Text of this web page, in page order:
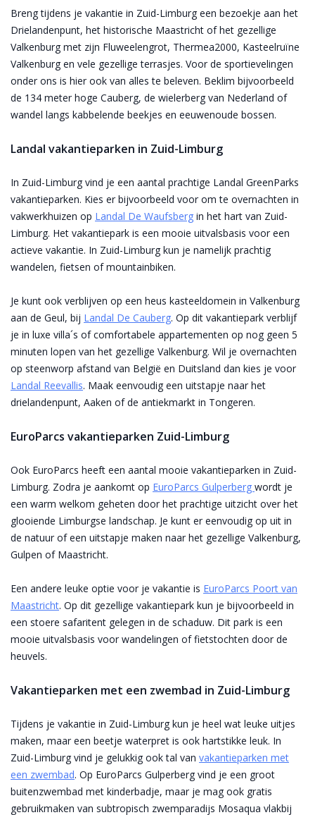
Breng tijdens je vakantie in Zuid-Limburg een bezoekje aan het
Drielandenpunt, het historische Maastricht of het gezellige
Valkenburg met zijn Fluweelengrot, Thermea2000, Kasteelruïne
Valkenburg en vele gezellige terrasjes. Voor de sportievelingen
onder ons is hier ook van alles te beleven. Beklim bijvoorbeeld
de 134 meter hoge Cauberg, de wielerberg van Nederland of
wandel langs kabbelende beekjes en eeuwenoude bossen.
Landal vakantieparken in Zuid-Limburg
In Zuid-Limburg vind je een aantal prachtige Landal GreenParks
vakantieparken. Kies er bijvoorbeeld voor om te overnachten in
vakwerkhuizen op Landal De Waufsberg in het hart van Zuid-
Limburg. Het vakantiepark is een mooie uitvalsbasis voor een
actieve vakantie. In Zuid-Limburg kun je namelijk prachtig
wandelen, fietsen of mountainbiken.
Je kunt ook verblijven op een heus kasteeldomein in Valkenburg
aan de Geul, bij Landal De Cauberg. Op dit vakantiepark verblijf
je in luxe villa´s of comfortabele appartementen op nog geen 5
minuten lopen van het gezellige Valkenburg. Wil je overnachten
op steenworp afstand van België en Duitsland dan kies je voor
Landal Reevallis. Maak eenvoudig een uitstapje naar het
drielandenpunt, Aaken of de antiekmarkt in Tongeren.
EuroParcs vakantieparken Zuid-Limburg
Ook EuroParcs heeft een aantal mooie vakantieparken in Zuid-
Limburg. Zodra je aankomt op EuroParcs Gulperberg wordt je
een warm welkom geheten door het prachtige uitzicht over het
glooiende Limburgse landschap. Je kunt er eenvoudig op uit in
de natuur of een uitstapje maken naar het gezellige Valkenburg,
Gulpen of Maastricht.
Een andere leuke optie voor je vakantie is EuroParcs Poort van
Maastricht. Op dit gezellige vakantiepark kun je bijvoorbeeld in
een stoere safaritent gelegen in de schaduw. Dit park is een
mooie uitvalsbasis voor wandelingen of fietstochten door de
heuvels.
Vakantieparken met een zwembad in Zuid-Limburg
Tijdens je vakantie in Zuid-Limburg kun je heel wat leuke uitjes
maken, maar een beetje waterpret is ook hartstikke leuk. In
Zuid-Limburg vind je gelukkig ook tal van vakantieparken met
een zwembad. Op EuroParcs Gulperberg vind je een groot
buitenzwembad met kinderbadje, maar je mag ook gratis
gebruikmaken van subtropisch zwemparadijs Mosaqua vlakbij